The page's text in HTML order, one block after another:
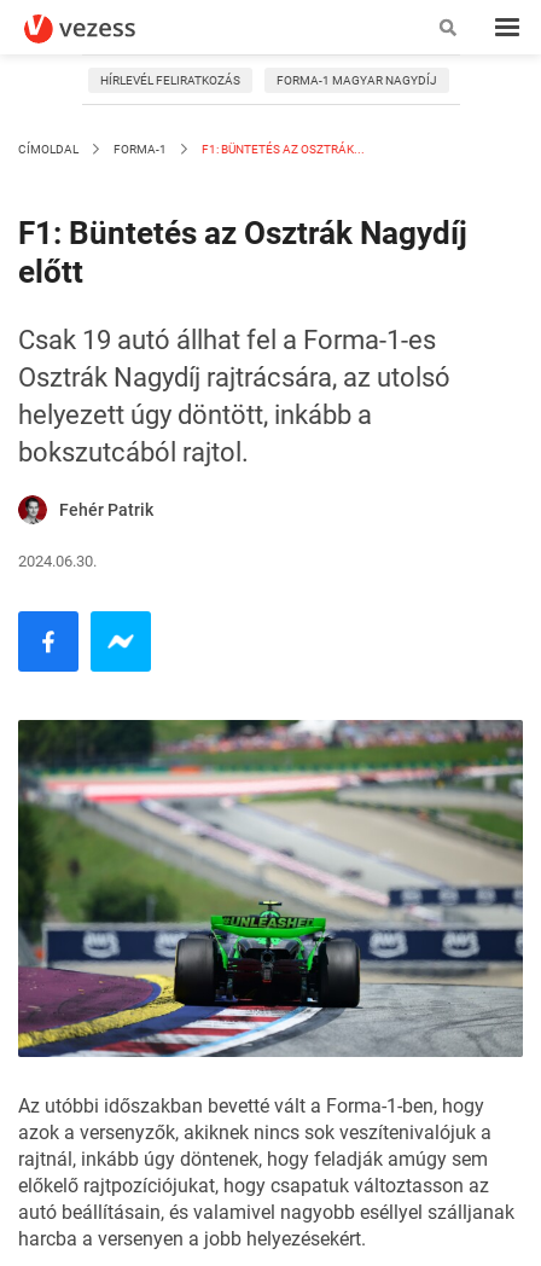
HÍRLEVÉL FELIRATKOZÁS FORMA-1 MAGYAR NAGYDÍJ
CÍMOLDAL FORMA-1 F1: BÜNTETÉS AZ OSZTRÁK...
F1: Büntetés az Osztrák Nagydíj
előtt
Csak 19 autó állhat fel a Forma-1-es
Osztrák Nagydíj rajtrácsára, az utolsó
helyezett úgy döntött, inkább a
bokszutcából rajtol.
Fehér Patrik
2024.06.30.
Az utóbbi időszakban bevetté vált a Forma-1-ben, hogy
azok a versenyzők, akiknek nincs sok veszítenivalójuk a
rajtnál, inkább úgy döntenek, hogy feladják amúgy sem
előkelő rajtpozíciójukat, hogy csapatuk változtasson az
autó beállításain, és valamivel nagyobb eséllyel szálljanak
harcba a versenyen a jobb helyezésekért.